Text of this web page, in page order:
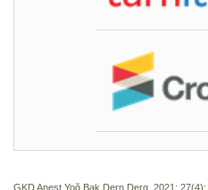
GKD Anest Yoğ Bak Dern Derg. 2021; 27(4):